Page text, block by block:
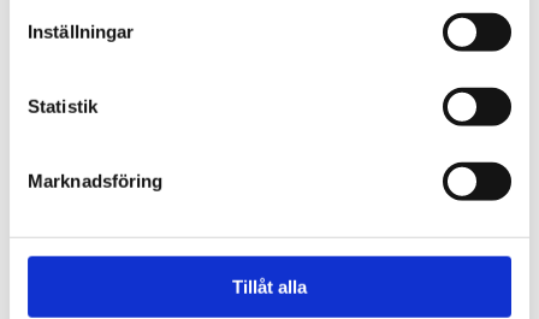
Inställningar
Statistik
Marknadsföring
Tillåt alla
SEK 123,75